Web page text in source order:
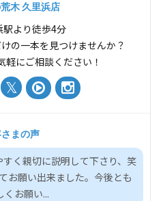
木 久里浜店
駅より徒歩4分
の一本を見つけませんか？
軽にご相談ください！
まの声
く親切に説明して下さり、笑
お願い出来ました。今後とも
くお願い...